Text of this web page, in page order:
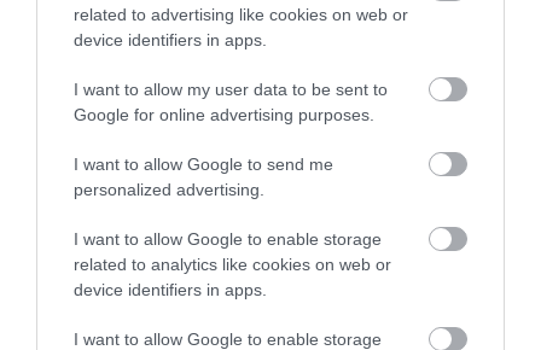
related to advertising like cookies on web or
device identifiers in apps.
I want to allow my user data to be sent to
Google for online advertising purposes.
I want to allow Google to send me
personalized advertising.
I want to allow Google to enable storage
related to analytics like cookies on web or
device identifiers in apps.
I want to allow Google to enable storage